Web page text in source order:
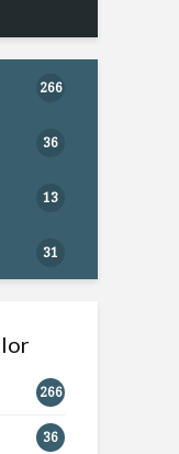
266
36
13
31
266
36